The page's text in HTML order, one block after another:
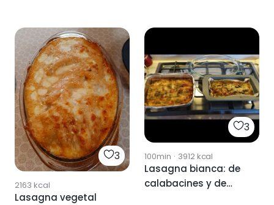
3
2163 kcal
Lasagna vegetal
3
100min · 3912kcal
Lasagna bianca: de
calabacines y de